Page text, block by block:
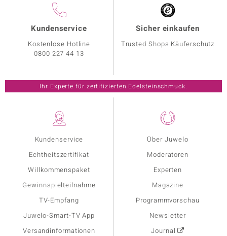
Kundenservice
Echtheitszertifikat
Willkommenspaket
Gewinnspielteilnahme
TV-Empfang
Juwelo-Smart-TV App
Versandinformationen
Über Juwelo
Moderatoren
Experten
Magazine
Programmvorschau
Newsletter
Journal
Kundenservice
Kostenlose Hotline
0800 227 44 13
Sicher einkaufen
Trusted Shops Käuferschutz
Ihr Experte für zertifizierten Edelsteinschmuck.